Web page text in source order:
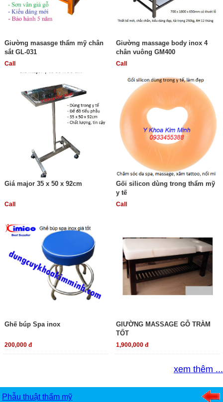
Giường masasge thẩm mỹ chân
sắt GL-031
Call
Giường massage body inox 4
chân vuông GM400
Call
Giá major 35 x 50 x 92cm
Call
Gối silicon dùng trong thẩm mỹ
y tế
Call
Ghế búp Spa inox
200,000 đ
GIƯỜNG MASSAGE GỖ TRÀM
TỐT
1,900,000 đ
xem thêm ...
Phẫu thuật thẩm mỹ